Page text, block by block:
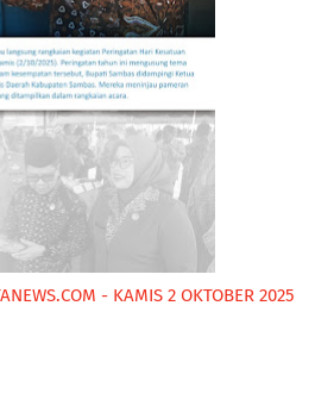
- KAMIS 2 OKTOBER 2025